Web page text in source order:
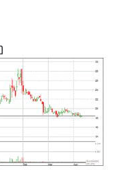
ניתוח